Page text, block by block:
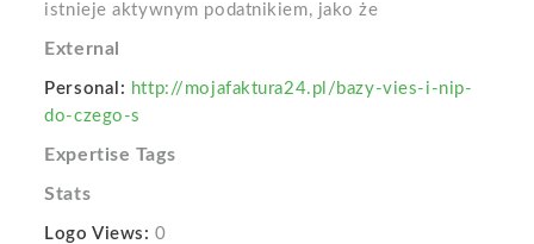
istnieje aktywnym podatnikiem, jako że
External
Personal: http://mojafaktura24.pl/bazy-vies-i-nip-
do-czego-s
Expertise Tags
Stats
Logo Views: 0